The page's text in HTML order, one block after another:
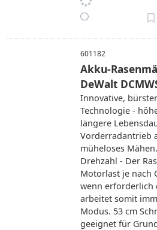
601182
Akku-
DeWalt
Innovative,
Technologie -
längere
Vorderradantrieb
müheloses
Drehzahl - Der
Motorlast je nach
wenn erforderlich
arbeitet somit
Modus. 53 cm
geeignet für